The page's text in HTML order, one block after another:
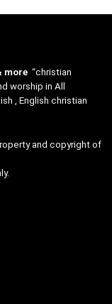
more “christian
worship in All
, English christian
and copyright of